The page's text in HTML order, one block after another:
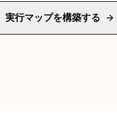
実行マップを構築する